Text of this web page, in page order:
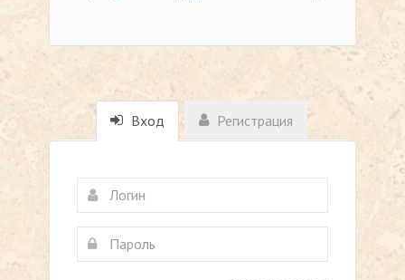
Вход Регистрация